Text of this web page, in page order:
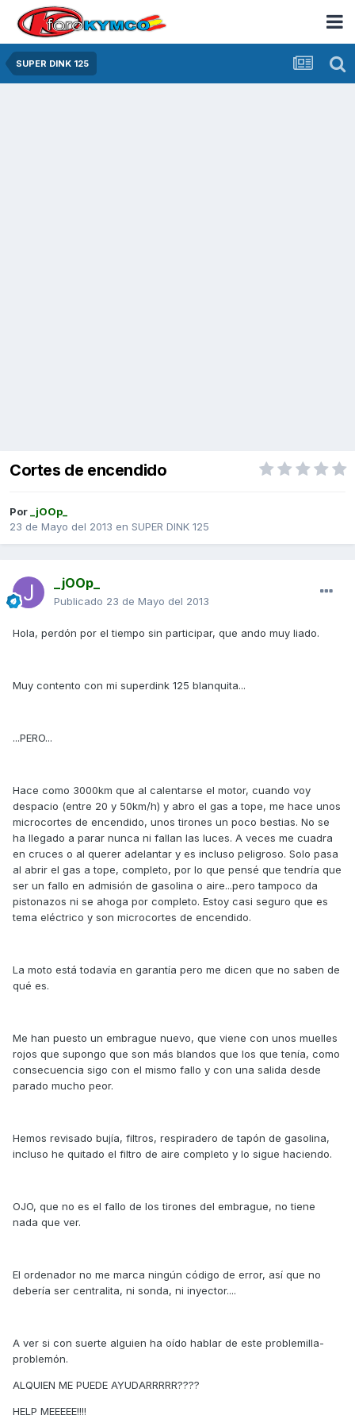
SUPER DINK 125
Cortes de encendido
Por_jOOp_
23 de Mayo del 2013 en SUPER DINK 125
_jOOp_
Publicado 23 de Mayo del 2013
Hola, perdón por el tiempo sin participar, que ando muy liado.
Muy contento con mi superdink 125 blanquita...
...PERO...
Hace como 3000km que al calentarse el motor, cuando voy
despacio (entre 20 y 50km/h) y abro el gas a tope, me hace unos
microcortes de encendido, unos tirones un poco bestias. No se
ha llegado a parar nunca ni fallan las luces. A veces me cuadra
en cruces o al querer adelantar y es incluso peligroso. Solo pasa
al abrir el gas a tope, completo, por lo que pensé que tendría que
ser un fallo en admisión de gasolina o aire...pero tampoco da
pistonazos ni se ahoga por completo. Estoy casi seguro que es
tema eléctrico y son microcortes de encendido.
La moto está todavía en garantía pero me dicen que no saben de
qué es.
Me han puesto un embrague nuevo, que viene con unos muelles
rojos que supongo que son más blandos que los que tenía, como
consecuencia sigo con el mismo fallo y con una salida desde
parado mucho peor.
Hemos revisado bujía, filtros, respiradero de tapón de gasolina,
incluso he quitado el filtro de aire completo y lo sigue haciendo.
OJO, que no es el fallo de los tirones del embrague, no tiene
nada que ver.
El ordenador no me marca ningún código de error, así que no
debería ser centralita, ni sonda, ni inyector....
A ver si con suerte alguien ha oído hablar de este problemilla-
problemón.
ALQUIEN ME PUEDE AYUDARRRRR????
HELP MEEEEE!!!!